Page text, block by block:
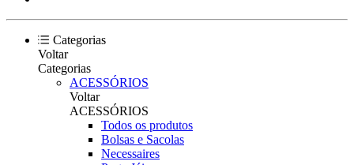
Categorias
Voltar
Categorias
ACESSÓRIOS
Voltar
ACESSÓRIOS
Todos os produtos
Bolsas e Sacolas
Necessaires